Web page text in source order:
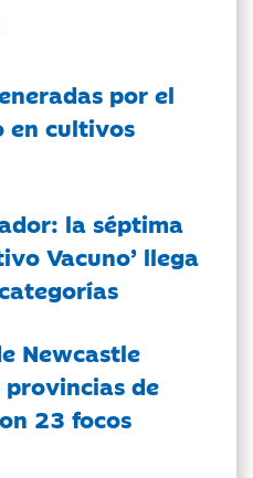
por el
en cultivos
la séptima
Vacuno’ llega
Newcastle
de
23 focos